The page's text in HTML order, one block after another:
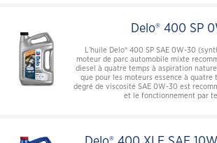
Delo® 400 SP
L’huile Delo® 400 SP SAE 0W-30
moteur de parc automobile mixte
diesel à quatre temps à aspiration
que pour les moteurs essence à quatre
degré de viscosité SAE 0W-30 est
et le fonctionnement par